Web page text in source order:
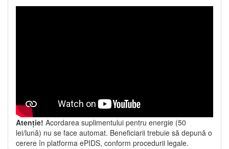
Atenție! Acordarea suplimentului pentru energie (50
lei/lună) nu se face automat. Beneficiarii trebuie să depună o
cerere în platforma ePIDS, conform procedurii legale.